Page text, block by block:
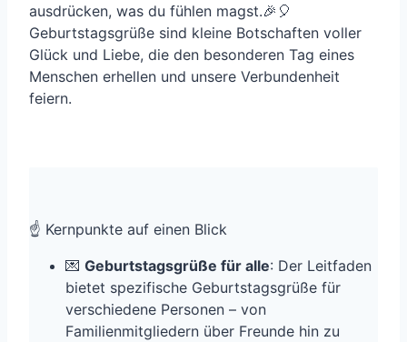
ausdrücken, was du fühlen magst.🎉🎈
Geburtstagsgrüße sind kleine Botschaften voller
Glück und Liebe, die den besonderen Tag eines
Menschen erhellen und unsere Verbundenheit
feiern.
☝️ Kernpunkte auf einen Blick
💌 Geburtstagsgrüße für alle: Der Leitfaden
bietet spezifische Geburtstagsgrüße für
verschiedene Personen – von
Familienmitgliedern über Freunde hin zu